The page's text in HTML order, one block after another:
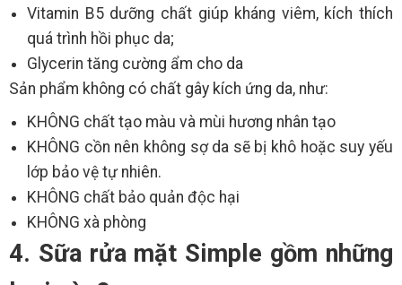
Vitamin B5 dưỡng chất giúp kháng viêm, kích thích
quá trình hồi phục da;
Glycerin tăng cường ẩm cho da
Sản phẩm không có chất gây kích ứng da, như:
KHÔNG chất tạo màu và mùi hương nhân tạo
KHÔNG cồn nên không sợ da sẽ bị khô hoặc suy yếu
lớp bảo vệ tự nhiên.
KHÔNG chất bảo quản độc hại
KHÔNG xà phòng
4. Sữa rửa mặt Simple gồm những